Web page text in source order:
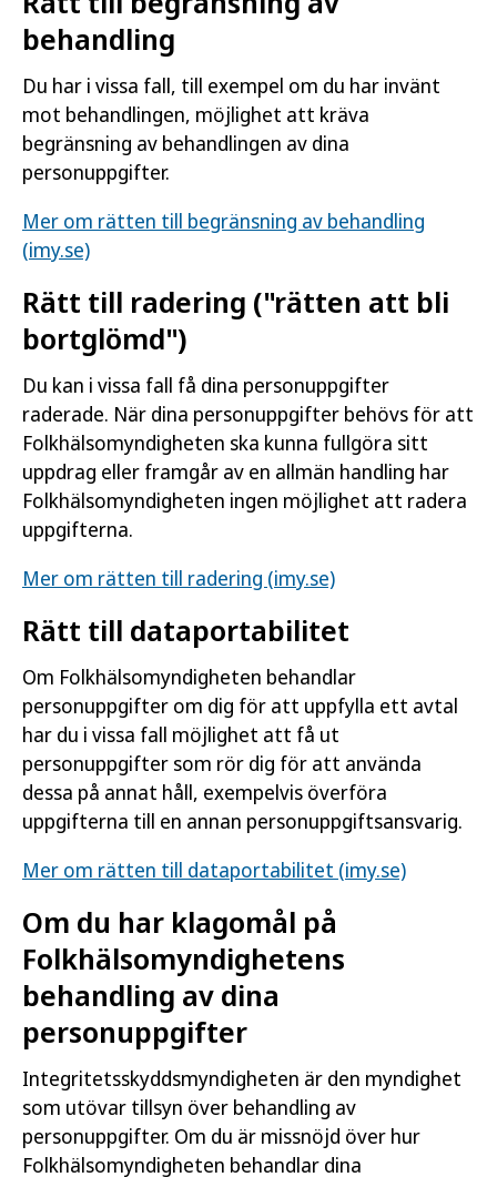
behandling
Du har i vissa fall, till exempel om du har invänt
mot behandlingen, möjlighet att kräva
begränsning av behandlingen av dina
personuppgifter.
Mer om rätten till begränsning av behandling
(imy.se)
Rätt till radering ("rätten att bli
bortglömd")
Du kan i vissa fall få dina personuppgifter
raderade. När dina personuppgifter behövs för att
Folkhälsomyndigheten ska kunna fullgöra sitt
uppdrag eller framgår av en allmän handling har
Folkhälsomyndigheten ingen möjlighet att radera
uppgifterna.
Mer om rätten till radering (imy.se)
Rätt till dataportabilitet
Om Folkhälsomyndigheten behandlar
personuppgifter om dig för att uppfylla ett avtal
har du i vissa fall möjlighet att få ut
personuppgifter som rör dig för att använda
dessa på annat håll, exempelvis överföra
uppgifterna till en annan personuppgiftsansvarig.
Mer om rätten till dataportabilitet (imy.se)
Om du har klagomål på
Folkhälsomyndighetens
behandling av dina
personuppgifter
Integritetsskyddsmyndigheten är den myndighet
som utövar tillsyn över behandling av
personuppgifter. Om du är missnöjd över hur
Folkhälsomyndigheten behandlar dina